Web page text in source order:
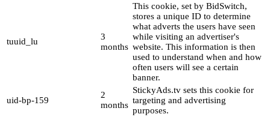
tuuid_lu
3
months
This cookie, set by BidSwitch,
stores a unique ID to determine
what adverts the users have seen
while visiting an advertiser's
website. This information is then
used to understand when and how
often users will see a certain
banner.
uid-bp-159
2
months
StickyAds.tv sets this cookie for
targeting and advertising
purposes.